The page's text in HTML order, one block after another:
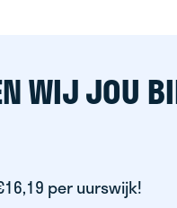
WIJ JOU
per uurswijk!